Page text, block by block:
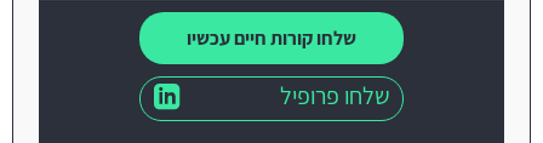
שלחו קורות חיים עכשיו
שלחו פרופיל